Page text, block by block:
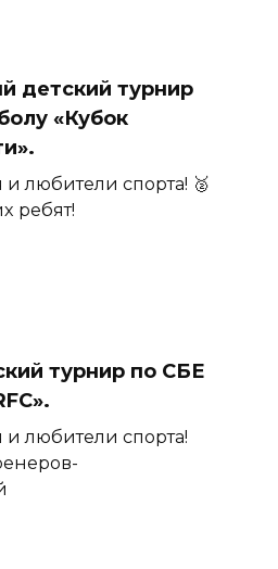
детский турнир
«Кубок
любители спорта! 🥈
ребят!
турнир по СБЕ
любители спорта!